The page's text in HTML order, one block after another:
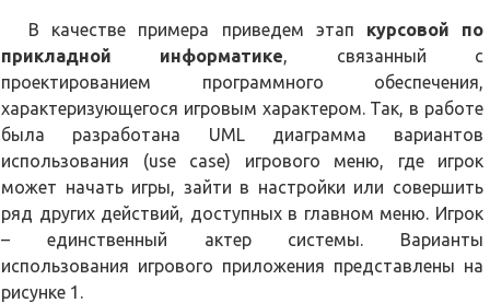
В качестве примера приведем этап курсовой по
прикладной информатике, связанный с
проектированием программного обеспечения,
характеризующегося игровым характером. Так, в работе
была разработана UML диаграмма вариантов
использования (use case) игрового меню, где игрок
может начать игры, зайти в настройки или совершить
ряд других действий, доступных в главном меню. Игрок
– единственный актер системы. Варианты
использования игрового приложения представлены на
рисунке 1.